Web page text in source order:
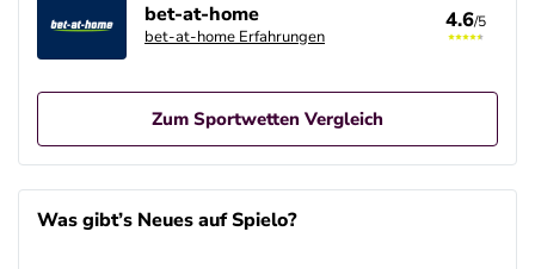
bet-at-home
bet-at-home Erfahrungen
4.6/5
Zum Sportwetten Vergleich
Betano Casino Bonus
100% bis zu 80€
Was gibt’s Neues auf Spielo?